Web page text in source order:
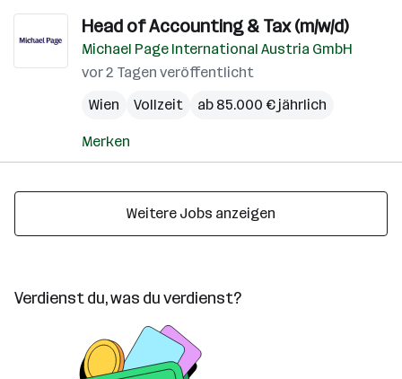
Head of Accounting & Tax (m/w/d)
Michael Page International Austria GmbH
vor 2 Tagen veröffentlicht
Wien
Vollzeit ab 85.000 € jährlich
Merken
Weitere Jobs anzeigen
Verdienst du, was du verdienst?